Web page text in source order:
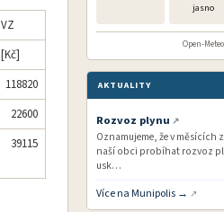
VZ
[Kč]
118820
22600
39115
jasno
Open-
AKTUALITY
Rozvoz plynu
Oznamujeme, že v měsících
naší obci probíhat rozvoz
usk…
Více na Munipolis →